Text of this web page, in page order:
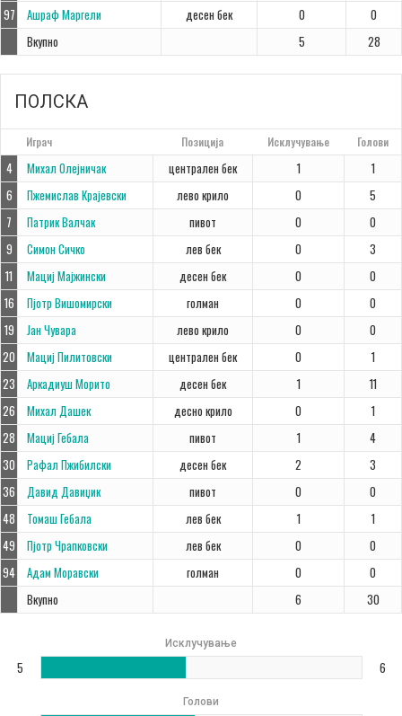
97
Ашраф Маргели десен бек 0
0
Вкупно
5 28
ПОЛСКА
Играч Позиција Исклучување Голови
4 Михал Олејничак централен бек 1
1
6
Пжемислав Крајевски лево крило 0
5
7
Патрик Валчак пивот 0
0
9
Симон Сичко лев бек 0
3
11
Мациј Мајжински десен бек 0
0
16
Пјотр Вишомирски голман 0
0
19
Јан Чувара лево крило 0
0
20
Мациј Пилитовски централен бек 0
1
23
Аркадиуш Морито десен бек 1
11
26
Михал Дашек десно крило 0
1
28
Мациј Гебала пивот 1
4
30
Рафал Пжибилски десен бек 2
3
36
Давид Давиџик пивот 0
0
48
Томаш Гебала лев бек 1
1
49
Пјотр Чрапковски лев бек 0
0
94
Адам Моравски голман 0
0
Вкупно
6 30
Исклучување
5 6
Голови